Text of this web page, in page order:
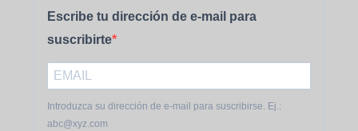
Escribe tu dirección de e-mail para
suscribirte
Introduzca su dirección de e-mail para suscribirse. Ej.:
abc@xyz.com